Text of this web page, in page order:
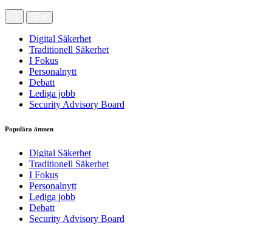
Digital Säkerhet
Traditionell Säkerhet
I Fokus
Personalnytt
Debatt
Lediga jobb
Security Advisory Board
Populära ämnen
Digital Säkerhet
Traditionell Säkerhet
I Fokus
Personalnytt
Lediga jobb
Debatt
Security Advisory Board